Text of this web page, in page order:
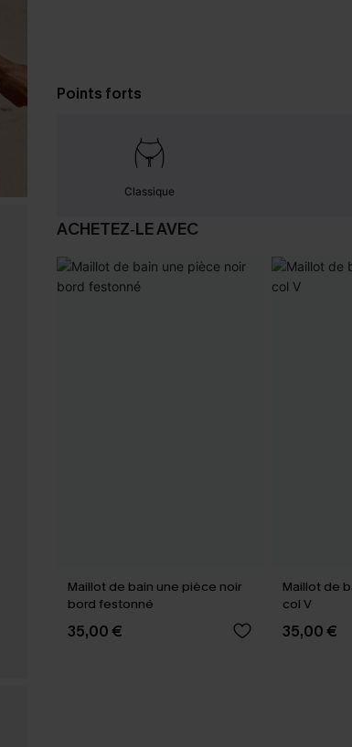
Points forts
Classique
ACHETEZ‑LE AVEC
Maillot de bain une pièce noir
bord festonné
35,00 €
Maillot de
col V
35,00 €